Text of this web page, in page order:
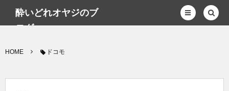
酔いどれオヤジのブ
ログwp
HOME ドコモ